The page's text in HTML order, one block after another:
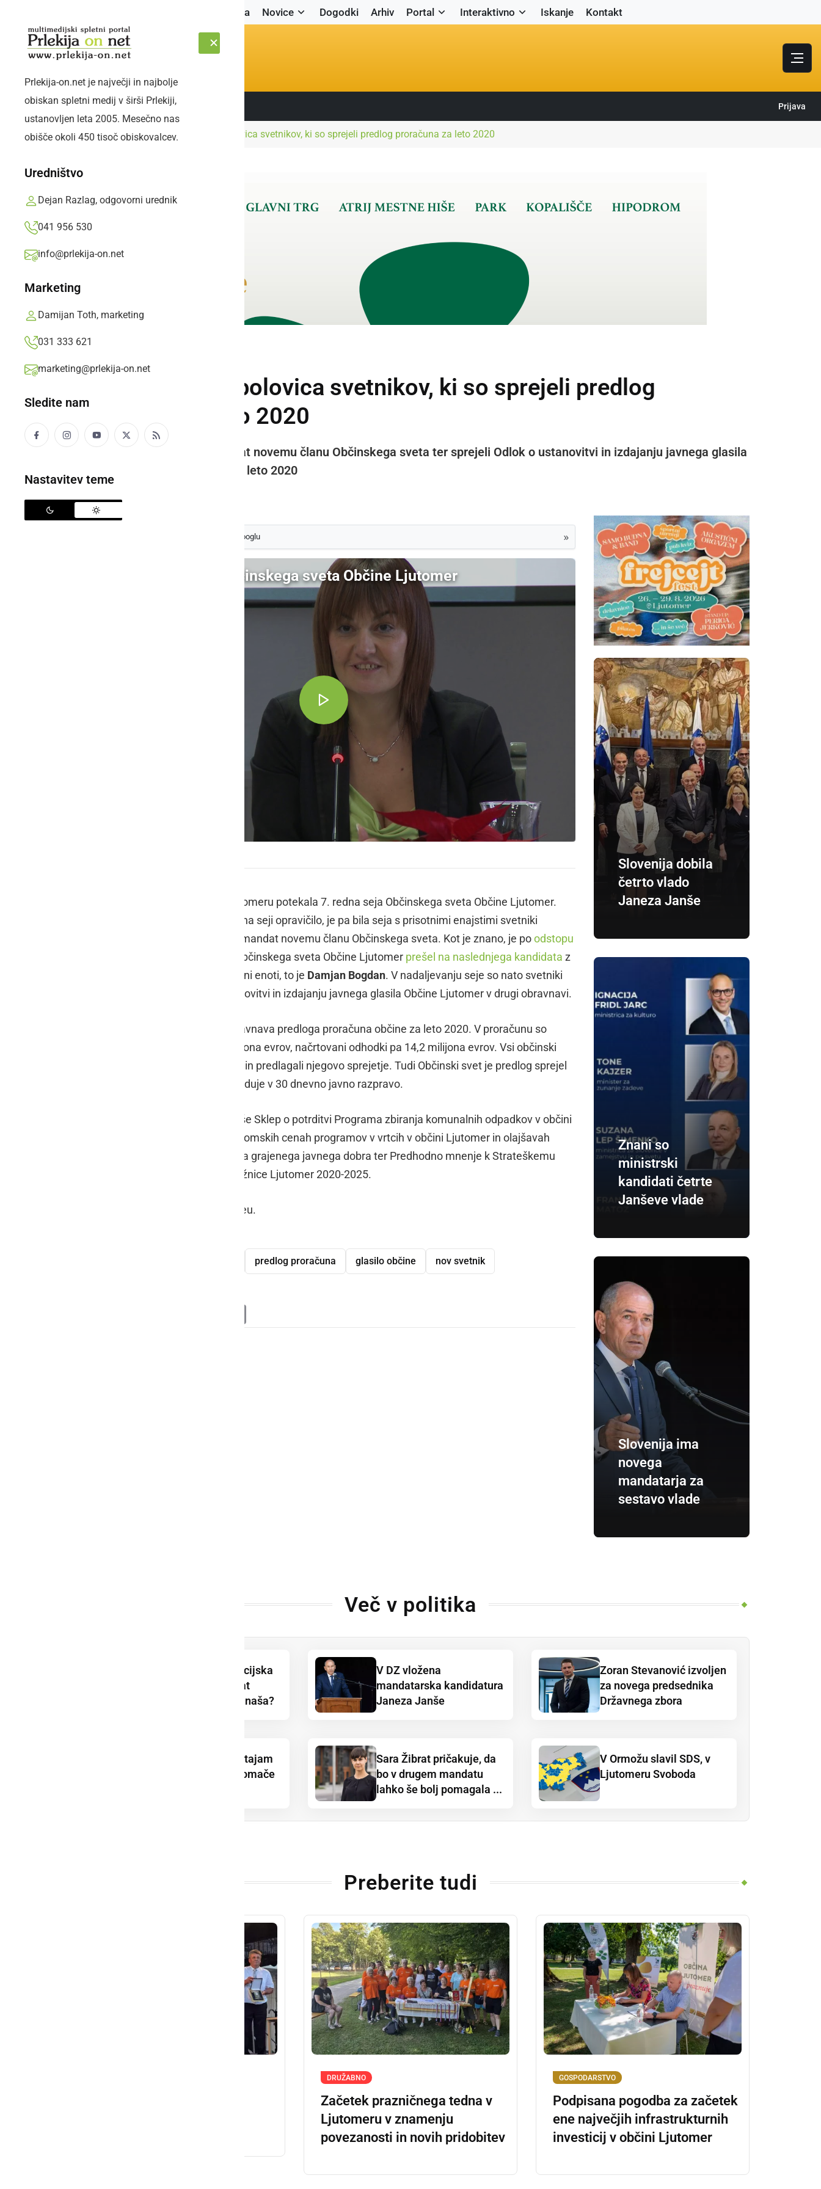
Naslovnica Novice Dogodki Arhiv Portal Interaktivno Iskanje Kontakt
ČETRTEK, 6. AVGUST 2026 Sledite nam: Prijava
Prlekija-on.net je največji in najbolje
obiskan spletni medij v širši Prlekiji,
ustanovljen leta 2005. Mesečno nas
obišče okoli 450 tisoč obiskovalcev.
Uredništvo
Dejan Razlag, odgovorni urednik
041 956 530
info@prlekija-on.net
Marketing
Damijan Toth, marketing
031 333 621
marketing@prlekija-on.net
Sledite nam
Nastavitev teme
Naslovnica PolitikaNa seji le dobra polovica svetnikov, ki so sprejeli predlog proračuna za leto 2020
Na seji le dobra polovica svetnikov, ki so sprejeli predlog
proračuna za leto 2020
Na seji so najprej potrdili mandat novemu članu Občinskega sveta ter sprejeli Odlok o ustanovitvi in izdajanju javnega glasila
ter predlog proračuna občine za leto 2020
kot svoj prednostni vir na Googlu »
Video: 7. redna seja Občinskega sveta Občine Ljutomer
V ponedeljek, 9. decembra, je v Ljutomeru potekala 7. redna seja Občinskega sveta Občine Ljutomer.
Devet svetnikov je svojo prisotnost na seji opravičilo, je pa bila seja s prisotnimi enajstimi svetniki
sklepčna. Na seji so najprej potrdili mandat novemu članu Občinskega sveta. Kot je znano, je poodstopu
, mandat člana Občinskega sveta Občine Ljutomer prešel na naslednjega kandidata z
liste SD - Socialni demokrati v I. volilni enoti, to je Damjan Bogdan. V nadaljevanju seje so nato svetniki
obravnavali in sprejeli Odlok o ustanovitvi in izdajanju javnega glasila Občine Ljutomer v drugi obravnavi.
Osrednja točka seje je bila prva obravnava predloga proračuna občine za leto 2020. V proračunu so
predvideni prihodki v višini 13,7 milijona evrov, načrtovani odhodki pa 14,2 milijona evrov. Vsi občinski
odbori so podprli predlog proračuna in predlagali njegovo sprejetje. Tudi Občinski svet je predlog sprejel
soglasno, predlog pa se sedaj posreduje v 30 dnevno javno razpravo.
V nadaljevanju seje so obravnavali še Sklep o potrditvi Programa zbiranja komunalnih odpadkov v občini
Ljutomer za leto 2020, Sklep o ekonomskih cenah programov v vrtcih v občini Ljutomer in olajšavah
staršem, Sklep o prenehanju statusa grajenega javnega dobra ter Predhodno mnenje k Strateškemu
načrtu javnega zavoda Splošne knjižnice Ljutomer 2020-2025.
Celotno sejo si lahko ogledate v videu.
predlog proračuna glasilo občine nov svetnik
PrintFriendly
Slovenija dobila
četrto vlado
Janeza Janše
Znani so
ministrski
kandidati četrte
Janševe vlade
Slovenija ima
novega
mandatarja za
sestavo vlade
Več v politika
Podpisana je koalicijska
pogodba za mandat
2026–2030. Kaj prinaša?
V DZ vložena
mandatarska kandidatura
Janeza Janše
Zoran Stevanović izvoljen
za novega predsednika
Državnega zbora
Dominik Štrakl: Ostajam
aktiven in vpet v domače
Sara Žibrat pričakuje, da
bo v drugem mandatu
lahko še bolj pomagala ...
V Ormožu slavil SDS, v
Ljutomeru Svoboda
Preberite tudi
DRUŽABNO
Začetek prazničnega tedna v
Ljutomeru v znamenju
povezanosti in novih pridobitev
GOSPODARSTVO
Podpisana pogodba za začetek
ene največjih infrastrukturnih
investicij v občini Ljutomer